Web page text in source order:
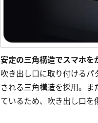
安定の三角構造でスマホを
吹き出し口に取り付ける
される三角構造を採用。
ているため、吹き出し口を